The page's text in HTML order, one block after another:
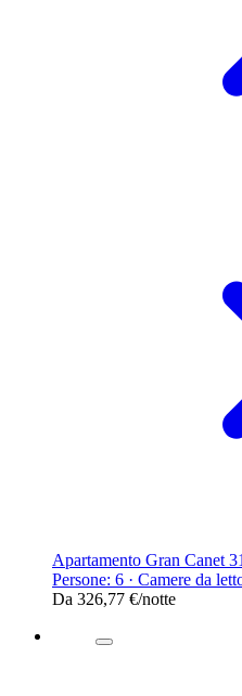
Apartamento Gran Canet
Persone: 6 · Camere da
Da 326,77 €/notte